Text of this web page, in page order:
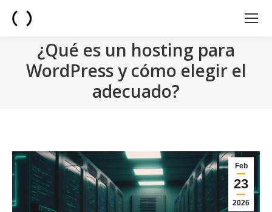
¿Qué es un hosting para
WordPress y cómo elegir el
adecuado?
Feb
23
2026